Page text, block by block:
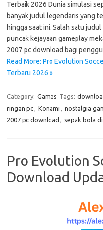
Terbaik 2026 Dunia simulasi
banyak judul legendaris yang
hingga saat ini. Salah satu
puncak kejayaan gameplay
2007 pc download bagi
Read More: Pro Evolution
Terbaru 2026 »
Category: Games Tags:
ringan pc, Konami , nostalgia
2007 pc download , sepak bola
Pro Evolution
Download